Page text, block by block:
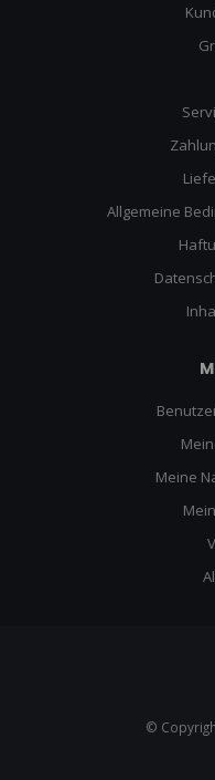
Allgemeine
Meine
©